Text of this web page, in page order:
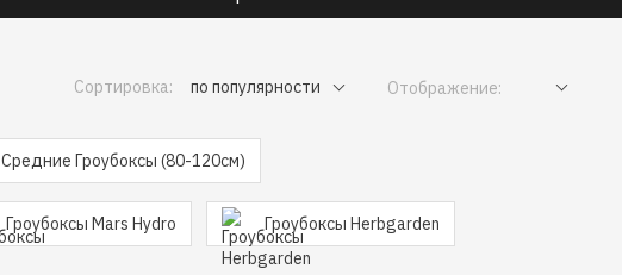
Сортировка: по популярности Отображение:
Средние Гроубоксы (80-120см)
Гроубоксы Mars Hydro Гроубоксы Herbgarden